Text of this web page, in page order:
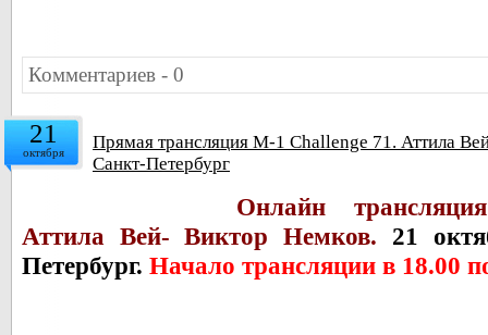
Комментариев - 0
21
октября
Прямая трансляция M-1 Challenge 71. Аттила
Санкт-Петербург
Онлайн
Аттила Вей- Виктор Немков. 21
Петербург. Начало трансляции в 18.00